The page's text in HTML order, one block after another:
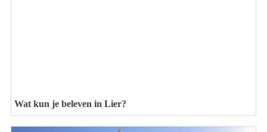
Wat kun je beleven in Lier?